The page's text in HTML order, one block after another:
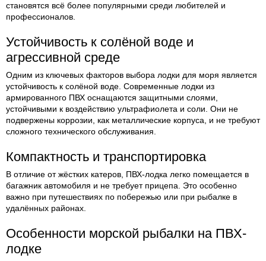
становятся всё более популярными среди любителей и
профессионалов.
Устойчивость к солёной воде и
агрессивной среде
Одним из ключевых факторов выбора лодки для моря является
устойчивость к солёной воде. Современные лодки из
армированного ПВХ оснащаются защитными слоями,
устойчивыми к воздействию ультрафиолета и соли. Они не
подвержены коррозии, как металлические корпуса, и не требуют
сложного технического обслуживания.
Компактность и транспортировка
В отличие от жёстких катеров, ПВХ-лодка легко помещается в
багажник автомобиля и не требует прицепа. Это особенно
важно при путешествиях по побережью или при рыбалке в
удалённых районах.
Особенности морской рыбалки на ПВХ-
лодке